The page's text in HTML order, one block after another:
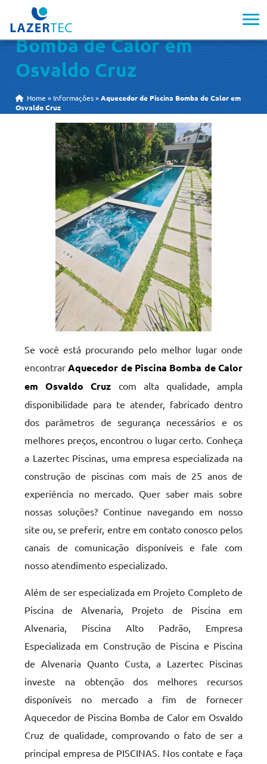
Aquecedor de Piscina
Bomba de Calor em
Osvaldo Cruz
Home » Informações »Aquecedor de Piscina Bomba de Calor em
Osvaldo Cruz
Se você está procurando pelo melhor lugar onde
encontrarAquecedor de Piscina Bomba de Calor
em Osvaldo Cruz com alta qualidade, ampla
disponibilidade para te atender, fabricado dentro
dos parâmetros de segurança necessários e os
melhores preços, encontrou o lugar certo. Conheça
a Lazertec Piscinas, uma empresa especializada na
construção de piscinas com mais de 25 anos de
experiência no mercado. Quer saber mais sobre
nossas soluções? Continue navegando em nosso
site ou, se preferir, entre em contato conosco pelos
canais de comunicação disponíveis e fale com
nosso atendimento especializado.
Além de ser especializada em Projeto Completo de
Piscina de Alvenaria, Projeto de Piscina em
Alvenaria, Piscina Alto Padrão, Empresa
Especializada em Construção de Piscina e Piscina
de Alvenaria Quanto Custa, a Lazertec Piscinas
investe na obtenção dos melhores recursos
disponíveis no mercado a fim de fornecer
Aquecedor de Piscina Bomba de Calor em Osvaldo
Cruz de qualidade, comprovando o fato de ser a
principal empresa de PISCINAS. Nos contate e faça